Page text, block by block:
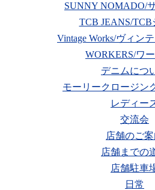
SUNNY NOMADO/
TCB JEANS/TCB
Vintage Works/ヴィン
WORKERS/ワ
デニムにつ
モーリークロージン
レディー
交流会
店舗のご
店舗までの
店舗駐車
日常